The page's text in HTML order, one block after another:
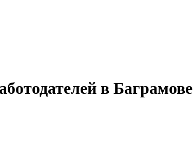
в Баграмове